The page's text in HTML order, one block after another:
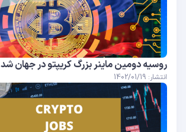
روسیه دومین ماینر بزرگ کریپتو در جهان شد
انتشار: 1402/01/19